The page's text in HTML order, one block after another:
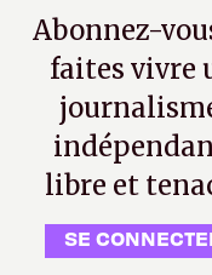
Abonnez-
faites vivre
libre et
SE